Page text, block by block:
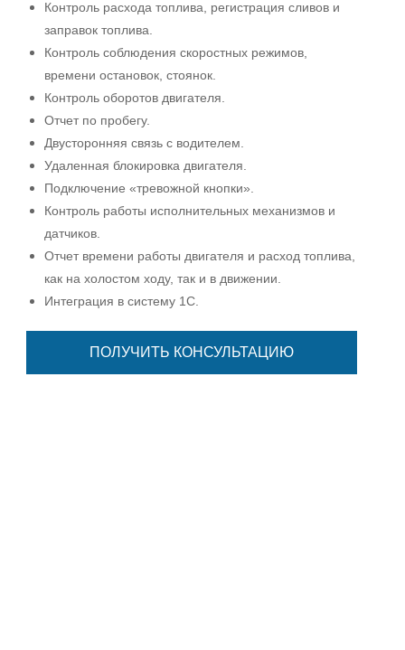
Контроль расхода топлива, регистрация сливов и
заправок топлива.
Контроль соблюдения скоростных режимов,
времени остановок, стоянок.
Контроль оборотов двигателя.
Отчет по пробегу.
Двусторонняя связь с водителем.
Удаленная блокировка двигателя.
Подключение «тревожной кнопки».
Контроль работы исполнительных механизмов и
датчиков.
Отчет времени работы двигателя и расход топлива,
как на холостом ходу, так и в движении.
Интеграция в систему 1С.